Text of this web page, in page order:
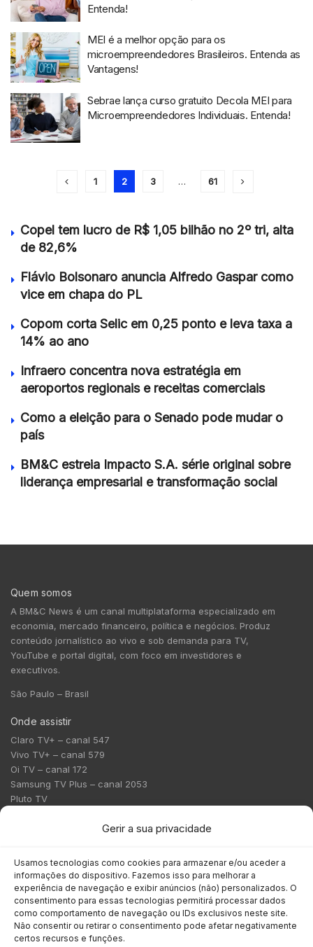
Gerir a sua privacidade
Usamos tecnologias como cookies para armazenar e/ou aceder a
informações do dispositivo. Fazemos isso para melhorar a
experiência de navegação e exibir anúncios (não) personalizados. O
consentimento para essas tecnologias permitirá processar dados
como comportamento de navegação ou IDs exclusivos neste site.
Não consentir ou retirar o consentimento pode afetar negativamente
certos recursos e funções.
Entenda!
MEI é a melhor opção para os
microempreendedores Brasileiros. Entenda as
Vantagens!
Sebrae lança curso gratuito Decola MEI para
Microempreendedores Individuais. Entenda!
1 2 3 … 61
Copel tem lucro de R$ 1,05 bilhão no 2º tri, alta
de 82,6%
Flávio Bolsonaro anuncia Alfredo Gaspar como
vice em chapa do PL
Copom corta Selic em 0,25 ponto e leva taxa a
14% ao ano
Infraero concentra nova estratégia em
aeroportos regionais e receitas comerciais
Como a eleição para o Senado pode mudar o
país
BM&C estreia Impacto S.A. série original sobre
liderança empresarial e transformação social
Quem somos
A BM&C News é um canal multiplataforma especializado em
economia, mercado financeiro, política e negócios. Produz
conteúdo jornalístico ao vivo e sob demanda para TV,
YouTube e portal digital, com foco em investidores e
executivos.
São Paulo – Brasil
Onde assistir
Claro TV+ – canal 547
Vivo TV+ – canal 579
Oi TV – canal 172
Samsung TV Plus – canal 2053
Pluto TV
redacao@bmcnews.com.br
Comercial:
comercial@bmcnews.com.br
Anuncie na BM&C News